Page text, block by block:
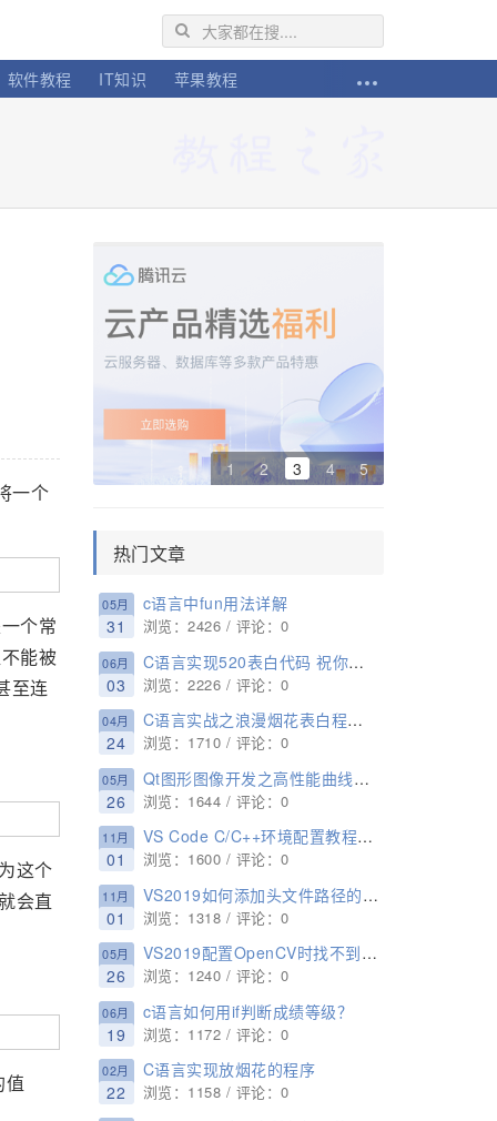
软件教程 IT知识 苹果教程
一个
个常
能被
至连
这个
会直
值
1 2 3 4 5
热门文章
05月
31
c语言中fun用法详解
浏览：2426 / 评论：0
06月
03
C语言实现520表白代码 祝你表白成功!
浏览：2226 / 评论：0
04月
24
C语言实战之浪漫烟花表白程序代码
浏览：1710 / 评论：0
05月
26
Qt图形图像开发之高性能曲线图模块QCustomplot库详细使用方法与实例(支持动、静曲线图)
浏览：1644 / 评论：0
11月
01
VS Code C/C++环境配置教程(无法打开源文件“xxxxxx.h”或者检测到 #include 错误,请更新includePath)(POSIX API)
浏览：1600 / 评论：0
11月
01
VS2019如何添加头文件路径的方法步骤
浏览：1318 / 评论：0
05月
26
VS2019配置OpenCV时找不到Microsoft.Cpp.x64.user的解决方法
浏览：1240 / 评论：0
06月
19
c语言如何用if判断成绩等级？
浏览：1172 / 评论：0
02月
22
C语言实现放烟花的程序
浏览：1158 / 评论：0